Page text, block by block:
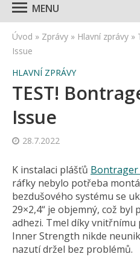
MENU
Úvod » Zprávy » Hlavní zprávy »
Issue
HLAVNÍ ZPRÁVY
TEST!
Issue
28.7.2022
K instalaci plášťů Bontrager
ráfky nebylo potřeba
bezdušového systému se
29×2,4“ je objemný, což
adhezi. Tmel díky
Inner Strength nikde
nazutí držel bez problémů.